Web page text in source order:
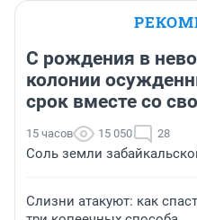
С рождения в
колонии
срок вместе со
15 часов 15 050 28
Соль земли
Слизни атакуют: как